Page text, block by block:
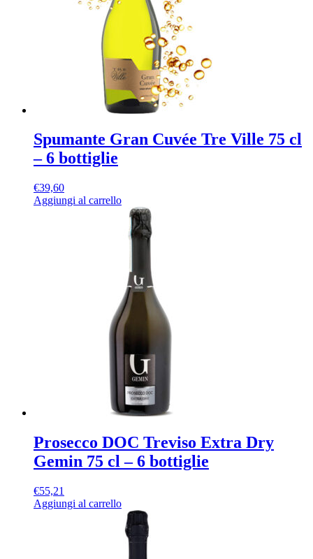
Spumante Gran Cuvée Tre Ville 75 cl
– 6 bottiglie
€39,60
Aggiungi al carrello
Prosecco DOC Treviso Extra Dry
Gemin 75 cl – 6 bottiglie
€55,21
Aggiungi al carrello